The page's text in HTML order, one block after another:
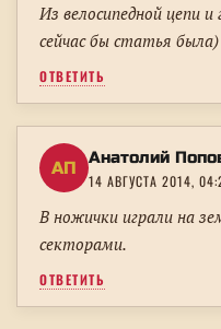
Из велосипедной цепи
сейчас бы статья была)
ОТВЕТИТЬ
АП Анатолий
14 АВГУСТА 2014,
В ножички играли на
секторами.
ОТВЕТИТЬ